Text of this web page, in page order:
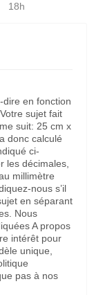
18h
dire en fonction
sujet fait
suit: 25 cm x
donc calculé
ci-
les décimales,
millimètre
nous s’il
en séparant
Nous
A propos
intérêt pour
unique,
pas à nos